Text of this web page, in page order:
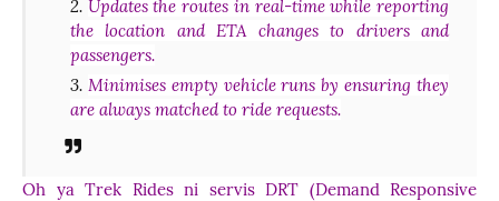
Updates the routes in real-time while reporting
the location and ETA changes to drivers and
passengers.
Minimises empty vehicle runs by ensuring they
are always matched to ride requests.
Oh ya Trek Rides ni servis DRT (Demand Responsive